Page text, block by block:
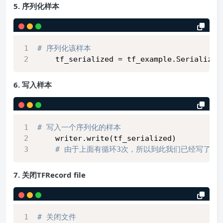
5. 序列化样本
# 序列化该样本
tf_serialized =
6. 写入样本
# 写入一个序列化的样本
    writer.write(tf_serialized)
# 由于上面有循环3次，所以到此我们已经写了3
7. 关闭TFRecord file
# 关闭文件